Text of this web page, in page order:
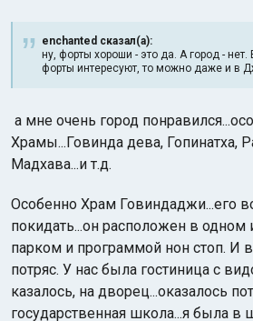
enchanted сказал(а):
ну, форты хороши - это да. А город -
форты интересуют, то можно даже и в
а мне очень город
Храмы...Говинда дева, Гопинатха,
Мадхава...и т.д.
Особенно Храм Говиндаджи...его
покидать...он расположен в одном
парком и программой нон стоп. И
потряс. У нас была гостиница с
казалось, на дворец...оказалось
государственная школа...я была в